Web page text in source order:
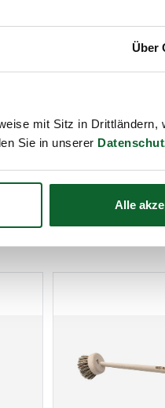
Über
mit Sitz in Drittländern,
Sie in unserer
Alle
Topf-Bürsten